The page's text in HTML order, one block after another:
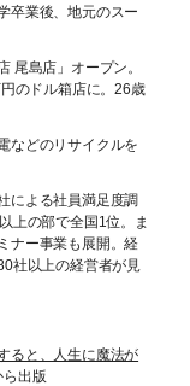
卒業後、地元のスー
尾島店」オープン。
のドル箱店に。26歳
などのリサイクルを
による社員満足度調
上の部で全国1位。ま
ナー事業も展開。経
社以上の経営者が見
ると、人生に魔法が
ら出版